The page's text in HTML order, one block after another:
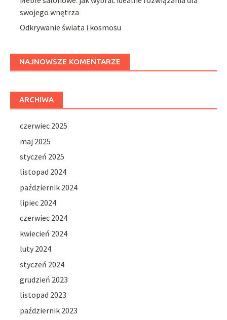
swojego wnętrza
Odkrywanie świata i kosmosu
NAJNOWSZE KOMENTARZE
ARCHIWA
czerwiec 2025
maj 2025
styczeń 2025
listopad 2024
październik 2024
lipiec 2024
czerwiec 2024
kwiecień 2024
luty 2024
styczeń 2024
grudzień 2023
listopad 2023
październik 2023